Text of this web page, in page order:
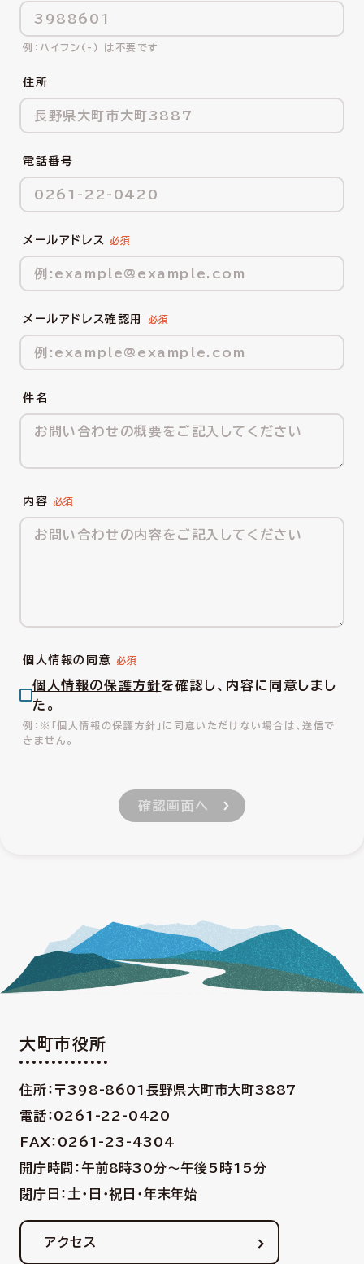
ハイフン(-) は不要です
住所
電話番号
メールアドレス
メールアドレス確認用
件名
内容
個人情報の同意
個人情報の保護方針を確認し、内容に同意しまし
た。
※「個人情報の保護方針」に同意いただけない場合は、送信で
きません。
大町市役所
住所：〒398-8601 長野県大町市大町3887
電話：0261-22-0420
FAX：0261-23-4304
開庁時間：午前8時30分〜午後5時15分
閉庁日：土・日・祝日・年末年始
アクセス